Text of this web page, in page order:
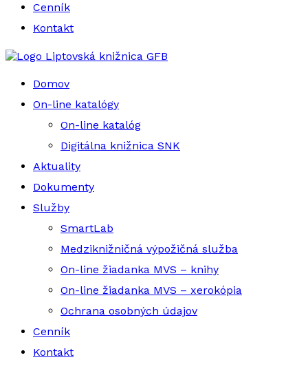
Cenník
Kontakt
Liptovská knižnica GFB
Domov
On-line katalógy
On-line katalóg
Digitálna knižnica SNK
Aktuality
Dokumenty
Služby
SmartLab
Medziknižničná výpožičná služba
On-line žiadanka MVS – knihy
On-line žiadanka MVS – xerokópia
Ochrana osobných údajov
Cenník
Kontakt